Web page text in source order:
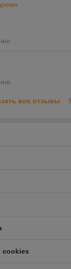
все отзывы
cookies